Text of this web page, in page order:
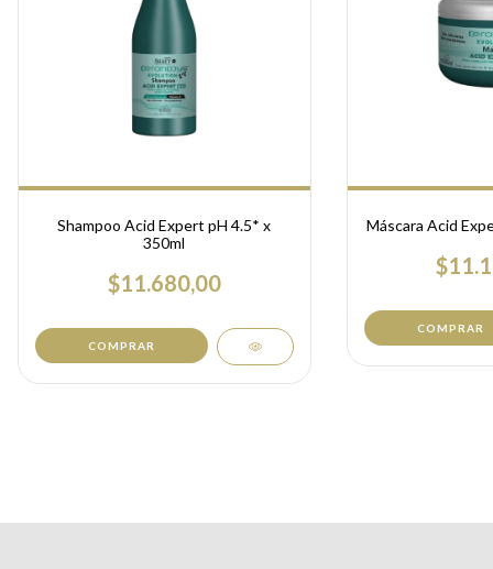
Shampoo Acid Expert pH 4.5* x
350ml
$11.680,00
COMPRAR
Máscara Acid
COMPRAR